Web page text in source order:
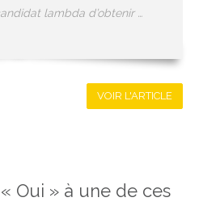
lambda d’obtenir …
VOIR L'ARTICLE
Oui » à une de ces